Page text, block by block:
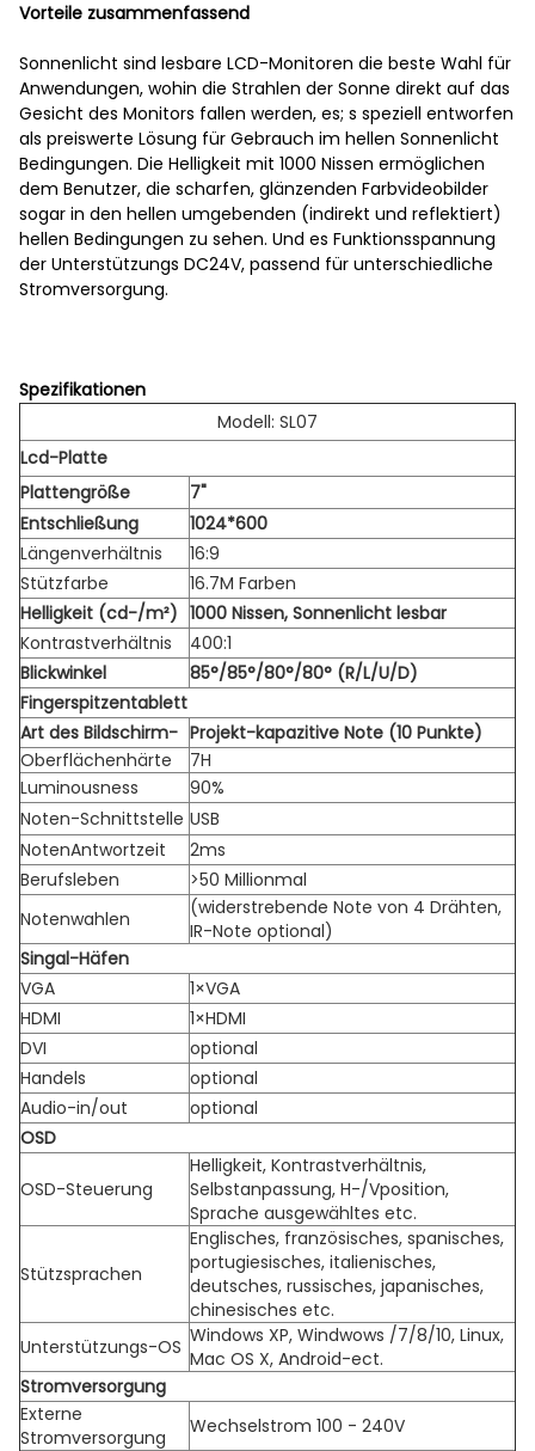
Vorteile zusammenfassend
Sonnenlicht sind lesbare LCD-Monitoren die beste Wahl für
Anwendungen, wohin die Strahlen der Sonne direkt auf das
Gesicht des Monitors fallen werden, es; s speziell entworfen
als preiswerte Lösung für Gebrauch im hellen Sonnenlicht
Bedingungen. Die Helligkeit mit 1000 Nissen ermöglichen
dem Benutzer, die scharfen, glänzenden Farbvideobilder
sogar in den hellen umgebenden (indirekt und reflektiert)
hellen Bedingungen zu sehen. Und es Funktionsspannung
der Unterstützungs DC24V, passend für unterschiedliche
Stromversorgung.
Spezifikationen
Modell: SL07
Lcd-Platte
Plattengröße
7"
Entschließung
1024*600
Längenverhältnis
16:9
Stützfarbe
16.7M Farben
Helligkeit (cd-/m²) 1000 Nissen, Sonnenlicht lesbar
Kontrastverhältnis
400:1
Blickwinkel
85°/85°/80°/80° (R/L/U/D)
Fingerspitzentablett
Art des Bildschirm- Projekt-kapazitive Note (10 Punkte)
Oberflächenhärte
7H
Luminousness
90%
Noten-Schnittstelle USB
NotenAntwortzeit
2ms
Berufsleben
>50 Millionmal
Notenwahlen
(widerstrebende Note von 4 Drähten,
IR-Note optional)
Singal-Häfen
VGA
1×VGA
HDMI
1×HDMI
DVI
optional
Handels
optional
Audio-in/out
optional
OSD
OSD-Steuerung
Helligkeit, Kontrastverhältnis,
Selbstanpassung, H-/Vposition,
Sprache ausgewähltes etc.
Stützsprachen
Englisches, französisches, spanisches,
portugiesisches, italienisches,
deutsches, russisches, japanisches,
chinesisches etc.
Unterstützungs-OS Windows XP, Windwows /7/8/10, Linux,
Mac OS X, Android-ect.
Stromversorgung
Externe
Stromversorgung
Wechselstrom 100 - 240V